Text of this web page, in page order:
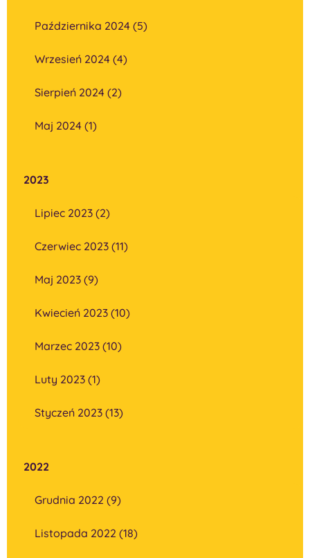
Października 2024 (5)
Wrzesień 2024 (4)
Sierpień 2024 (2)
Maj 2024 (1)
2023
Lipiec 2023 (2)
Czerwiec 2023 (11)
Maj 2023 (9)
Kwiecień 2023 (10)
Marzec 2023 (10)
Luty 2023 (1)
Styczeń 2023 (13)
2022
Grudnia 2022 (9)
Listopada 2022 (18)